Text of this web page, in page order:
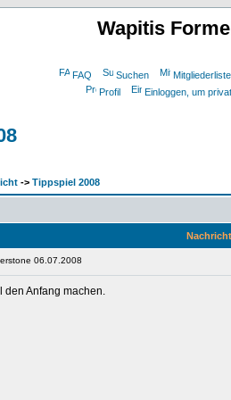
Wapitis
FAQ Suchen Mitgliederliste
Profil
Einloggen, um
-> Tippspiel 2008
Nachricht
06.07.2008
den Anfang machen.